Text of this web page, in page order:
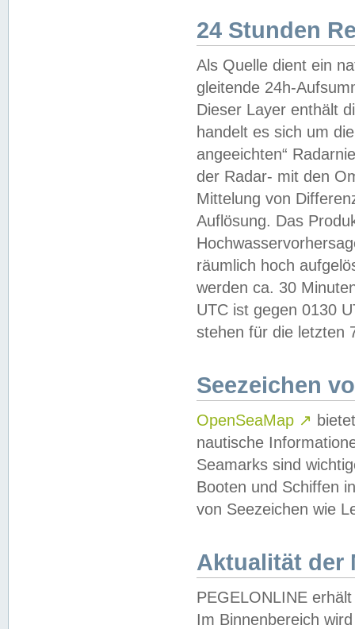
24 Stunden
Als Quelle dient ein
gleitende 24h-
Dieser Layer enthält
handelt es sich um
angeeichten“
der Radar- mit den
Mittelung von
Auflösung. Das
räumlich hoch
werden ca. 30
UTC ist gegen 0130
stehen für die letzten
Seezeichen
OpenSeaMap ↗
nautische
Seamarks sind
Booten und Schiffen
von Seezeichen wie
Aktualität der
PEGELONLINE
Im Binnenbereich